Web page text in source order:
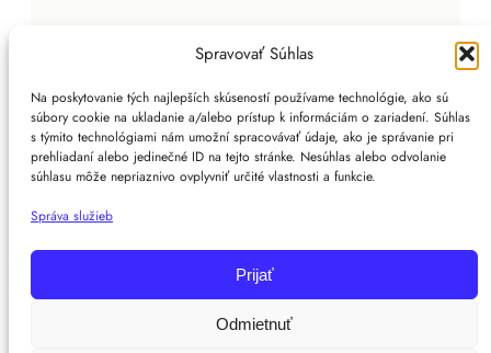
Spravovať Súhlas
Na poskytovanie tých najlepších skúseností používame technológie, ako sú
súbory cookie na ukladanie a/alebo prístup k informáciám o zariadení. Súhlas
s týmito technológiami nám umožní spracovávať údaje, ako je správanie pri
prehliadaní alebo jedinečné ID na tejto stránke. Nesúhlas alebo odvolanie
súhlasu môže nepriaznivo ovplyvniť určité vlastnosti a funkcie.
Správa služieb
Prijať
Odmietnuť
InstagramTikTok Facebook YouTube Etsy Pinterest